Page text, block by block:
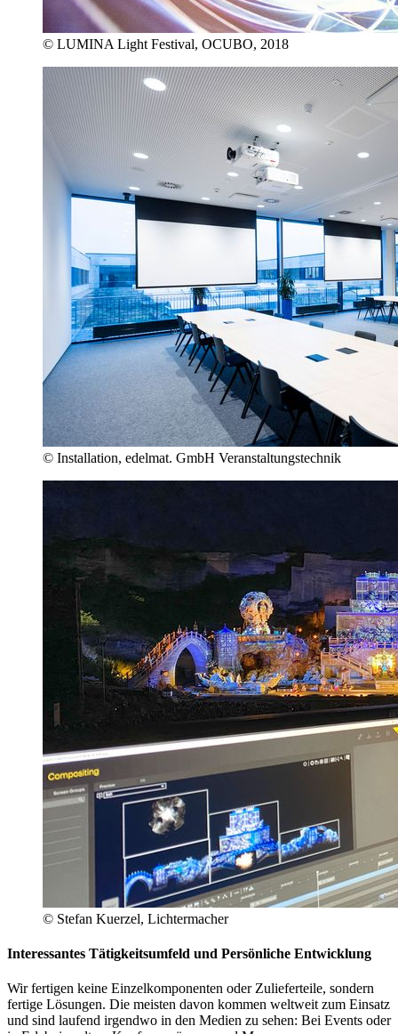
© LUMINA Light Festival, OCUBO, 2018
© Installation, edelmat. GmbH Veranstaltungstechnik
© Stefan Kuerzel, Lichtermacher
Interessantes Tätigkeitsumfeld und Persönliche Entwicklung
Wir fertigen keine Einzelkomponenten oder Zulieferteile, sondern
fertige Lösungen. Die meisten davon kommen weltweit zum Einsatz
und sind laufend irgendwo in den Medien zu sehen: Bei Events oder